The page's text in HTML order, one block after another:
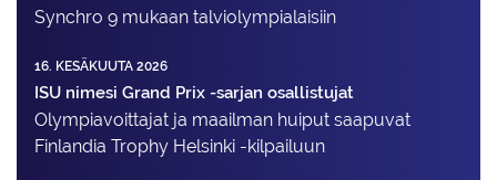
Synchro 9 mukaan talviolympialaisiin
16. KESÄKUUTA 2026
ISU nimesi Grand Prix -sarjan osallistujat
Olympiavoittajat ja maailman huiput saapuvat
Finlandia Trophy Helsinki -kilpailuun